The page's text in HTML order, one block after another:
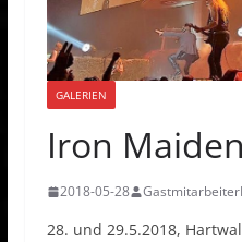
GALERIEN
Iron
2018-05-28
28. und 29.5.2018,